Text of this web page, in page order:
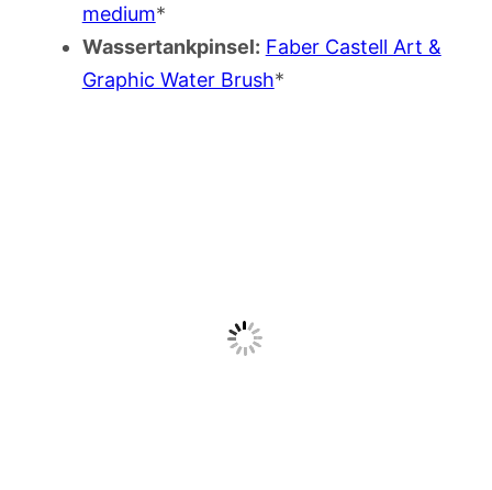
medium*
Wassertankpinsel: Faber Castell Art &
Graphic Water Brush*